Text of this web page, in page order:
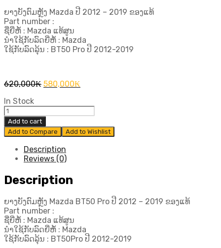
ຍາງບັງຕົມຫຼັງ Mazda ປີ 2012 – 2019 ຂອງແທ້
Part number :
ຊື່ຍີ່ຫໍ້ : Mazda ແທ້ສູນ
ນຳໃຊ້ກັບລົດຍີ່ຫໍ້ : Mazda
ໃຊ້ກັບລົດລຸ້ນ : BT50 Pro ປີ 2012-2019
620,000₭ Original
580,000₭
In Stock
ຍາງ
ບັງ
ຕົມ
ຫຼັງ
Mazda
BT50Pro
2012
-
ຂອງ
ແທ້
quantity
Add to cart
Add to Compare
Add to Wishlist
Description
Reviews (0)
Description
ຍາງບັງຕົມຫຼັງ Mazda BT50 Pro ປີ 2012 – 2019 ຂອງແທ້
Part number :
ຊື່ຍີ່ຫໍ້ : Mazda ແທ້ສູນ
ນຳໃຊ້ກັບລົດຍີ່ຫໍ້ : Mazda
ໃຊ້ກັບລົດລຸ້ນ : BT50Pro ປີ 2012-2019